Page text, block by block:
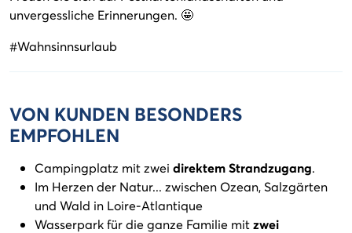
unvergessliche Erinnerungen. 🤩
#Wahnsinnsurlaub
VON KUNDEN BESONDERS
EMPFOHLEN
Campingplatz mit zwei direktem Strandzugang.
Im Herzen der Natur... zwischen Ozean, Salzgärten
und Wald in Loire-Atlantique
Wasserpark für die ganze Familie mitzwei